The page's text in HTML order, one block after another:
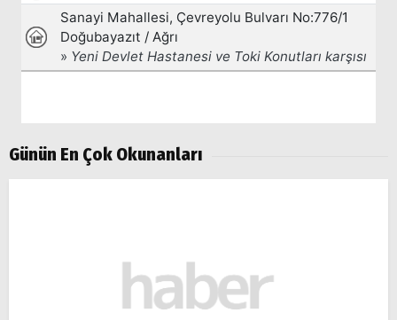
Günün En Çok Okunanları